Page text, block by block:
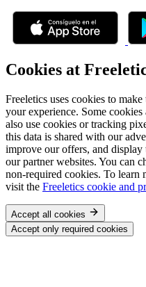
Cookies at
Freeletics uses cookies to
your experience. Some
also use cookies or tracking
this data is shared with our
improve our offers, and display
our partner websites. You can
non-required cookies. To learn
visit the Freeletics cookie and
Accept all cookies
Accept only required cookies